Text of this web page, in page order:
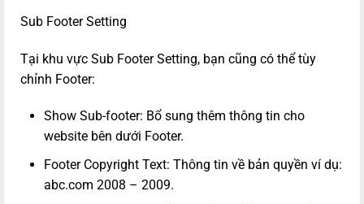
Sub Footer Setting
Tại khu vực Sub Footer Setting, bạn cũng có thể tùy
chỉnh Footer:
Show Sub-footer: Bổ sung thêm thông tin cho
website bên dưới Footer.
Footer Copyright Text: Thông tin về bản quyền ví dụ:
abc.com 2008 – 2009.